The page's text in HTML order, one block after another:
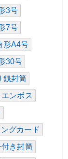
3号
7号
形A4号
30号
銭封筒
エンボス
グカード
付き封筒